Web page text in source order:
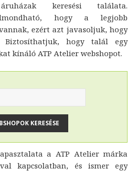
keresési találata.
hogy a legjobb
ezért azt javasoljuk, hogy
hogy talál egy
kínáló ATP Atelier webshopot.
a ATP Atelier márka
kapcsolatban, és ismer egy